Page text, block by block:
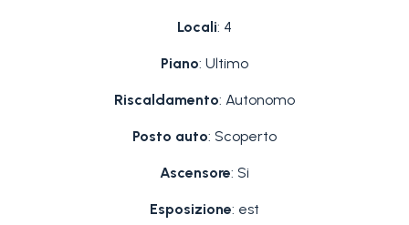
Locali: 4
Piano: Ultimo
Riscaldamento: Autonomo
Posto auto: Scoperto
Ascensore: Si
Esposizione: est